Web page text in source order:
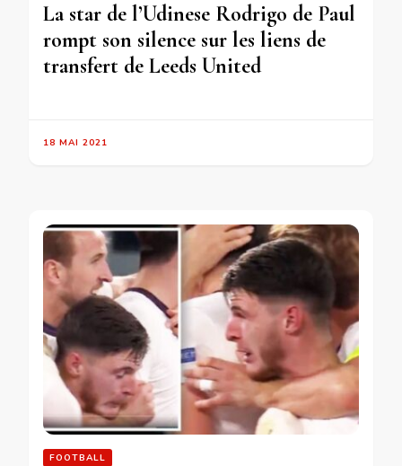
La star de l’Udinese Rodrigo de Paul
rompt son silence sur les liens de
transfert de Leeds United
18 MAI 2021
FOOTBALL